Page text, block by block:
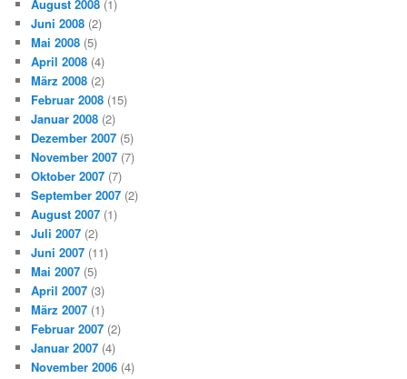
August 2008 (1)
Juni 2008 (2)
Mai 2008 (5)
April 2008 (4)
März 2008 (2)
Februar 2008 (15)
Januar 2008 (2)
Dezember 2007 (5)
November 2007 (7)
Oktober 2007 (7)
September 2007 (2)
August 2007 (1)
Juli 2007 (2)
Juni 2007 (11)
Mai 2007 (5)
April 2007 (3)
März 2007 (1)
Februar 2007 (2)
Januar 2007 (4)
November 2006 (4)